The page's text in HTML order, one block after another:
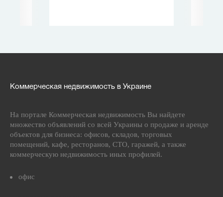
Коммерческая недвижимость в Украине
На портале Коммерческая недвижимость Вы найдете
множество объявлений со всей Украины о продаже и аренде
объектов для бизнеса: офисов, складов, торговых
помещений, кафе, ресторанов, СТО, гаражей, а также
коммерческую недвижимость иных профилей.
офис